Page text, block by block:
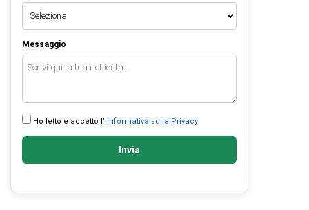
Messaggio
Ho letto e accetto l’ Informativa sulla Privacy
Invia